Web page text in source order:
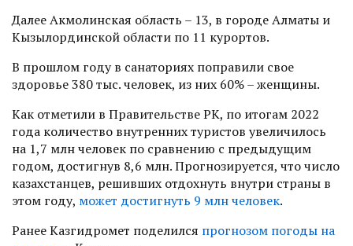
Далее Акмолинская область – 13, в городе Алматы и
Кызылординской области по 11 курортов.
В прошлом году в санаториях поправили свое
здоровье 380 тыс. человек, из них 60% – женщины.
Как отметили в Правительстве РК, по итогам 2022
года количество внутренних туристов увеличилось
на 1,7 млн человек по сравнению с предыдущим
годом, достигнув 8,6 млн. Прогнозируется, что число
казахстанцев, решивших отдохнуть внутри страны в
этом году, может достигнуть 9 млн человек.
Ранее Казгидромет поделился прогнозом погоды на